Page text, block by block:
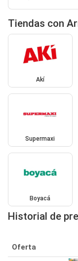
Tiendas con
Akí
Supermaxi
Boyacá
Historial de
Oferta